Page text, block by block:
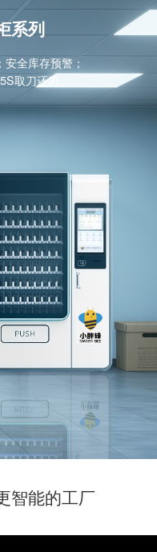
系列
全库存预警；
取刀还刀
智能的工厂